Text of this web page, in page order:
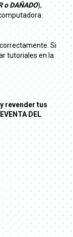
o DAÑADO),
Si
tutoriales en la
revender tus
DEL